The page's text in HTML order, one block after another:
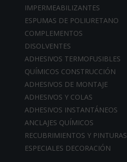
IMPERMEABILIZANTES
ESPUMAS DE POLIURETANO
COMPLEMENTOS
DISOLVENTES
ADHESIVOS TERMOFUSIBLES
QUÍMICOS CONSTRUCCIÓN
ADHESIVOS DE MONTAJE
ADHESIVOS Y COLAS
ADHESIVOS INSTANTÁNEOS
ANCLAJES QUÍMICOS
RECUBRIMIENTOS Y PINTURAS
ESPECIALES DECORACIÓN